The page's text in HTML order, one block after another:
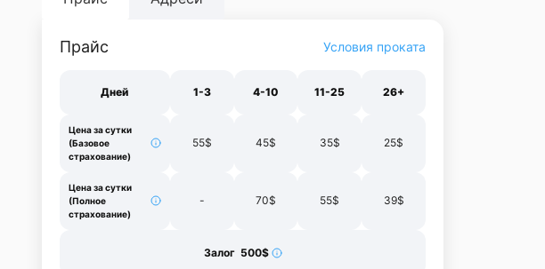
Прайс Условия проката
Дней 1-3 4-10 11-25 26+
Цена за сутки
(Базовое
страхование)
55$ 45$ 35$ 25$
Цена за сутки
(Полное
страхование)
- 70$ 55$ 39$
Залог 500$